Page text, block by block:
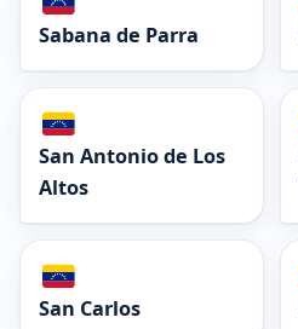
Sabana de Parra
San Antonio de Los
Altos
San Carlos